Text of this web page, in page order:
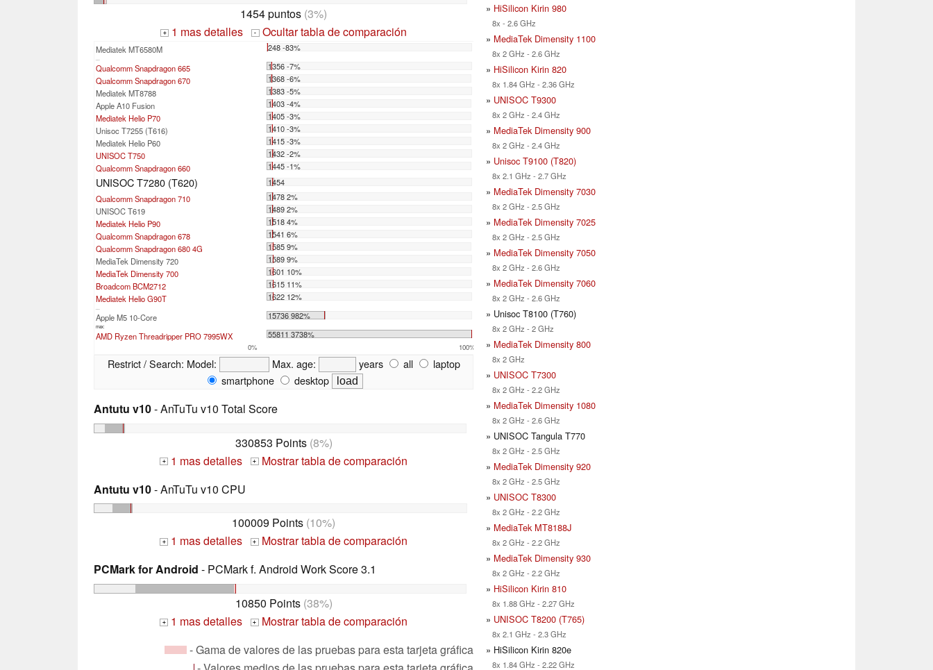
1454 puntos (3%)
+ 1 mas detalles - Ocultar tabla de comparación
Mediatek MT6580M 248 -83%
Qualcomm Snapdragon 665
1356 -7%
Qualcomm Snapdragon 670
1368 -6%
Mediatek MT8788
1383 -5%
Apple A10 Fusion
1403 -4%
Mediatek Helio P70
1405 -3%
Unisoc T7255 (T616)
1410 -3%
Mediatek Helio P60
1415 -3%
UNISOC T750
1432 -2%
Qualcomm Snapdragon 660
1445 -1%
UNISOC T7280 (T620)
1454
Qualcomm Snapdragon 710
1478 2%
UNISOC T619
1489 2%
Mediatek Helio P90
1518 4%
Qualcomm Snapdragon 678
1541 6%
Qualcomm Snapdragon 680 4G
1585 9%
MediaTek Dimensity 720
1589 9%
MediaTek Dimensity 700
1601 10%
Broadcom BCM2712
1615 11%
Mediatek Helio G90T
1622 12%
Apple M5 10-Core 15736 982%
max:
AMD Ryzen Threadripper PRO 7995WX 55811 3738%
0% 100%
Restrict / Search: Model: Max. age: years all
laptop
smartphone
desktop
Antutu v10- AnTuTu v10 Total Score
330853 Points(8%)
+ 1 mas detalles + Mostrar tabla de comparación
Antutu v10- AnTuTu v10 CPU
100009 Points (10%)
+ 1 mas detalles + Mostrar tabla de comparación
PCMark for Android - PCMark f. Android Work Score 3.1
10850 Points(38%)
+ 1 mas detalles + Mostrar tabla de comparación
- Gama de valores de las pruebas para esta tarjeta gráfica
» HiSilicon Kirin 980
8x - 2.6 GHz
» MediaTek Dimensity 1100
8x 2 GHz - 2.6 GHz
» HiSilicon Kirin 820
8x 1.84 GHz - 2.36 GHz
» UNISOC T9300
8x 2 GHz - 2.4 GHz
» MediaTek Dimensity 900
8x 2 GHz - 2.4 GHz
» Unisoc T9100 (T820)
8x 2.1 GHz - 2.7 GHz
» MediaTek Dimensity 7030
8x 2 GHz - 2.5 GHz
» MediaTek Dimensity 7025
8x 2 GHz - 2.5 GHz
» MediaTek Dimensity 7050
8x 2 GHz - 2.6 GHz
» MediaTek Dimensity 7060
8x 2 GHz - 2.6 GHz
» Unisoc T8100 (T760)
8x 2 GHz - 2 GHz
» MediaTek Dimensity 800
8x 2 GHz
» UNISOC T7300
8x 2 GHz - 2.2 GHz
» MediaTek Dimensity 1080
8x 2 GHz - 2.6 GHz
» UNISOC Tangula T770
8x 2 GHz - 2.5 GHz
» MediaTek Dimensity 920
8x 2 GHz - 2.5 GHz
» UNISOC T8300
8x 2 GHz - 2.2 GHz
» MediaTek MT8188J
8x 2 GHz - 2.2 GHz
» MediaTek Dimensity 930
8x 2 GHz - 2.2 GHz
» HiSilicon Kirin 810
8x 1.88 GHz - 2.27 GHz
» UNISOC T8200 (T765)
8x 2.1 GHz - 2.3 GHz
» HiSilicon Kirin 820e
8x 1.84 GHz - 2.22 GHz